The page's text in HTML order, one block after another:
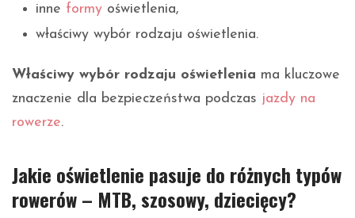
inne formy oświetlenia,
właściwy wybór rodzaju oświetlenia.
Właściwy wybór rodzaju oświetlenia ma kluczowe
znaczenie dla bezpieczeństwa podczas jazdy na
rowerze.
Jakie oświetlenie pasuje do różnych typów
rowerów – MTB, szosowy, dziecięcy?